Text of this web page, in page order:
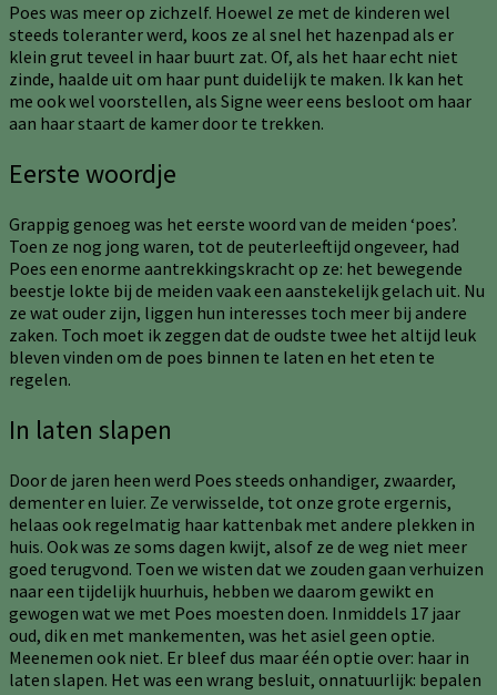
Poes was meer op zichzelf. Hoewel ze met de kinderen wel
steeds toleranter werd, koos ze al snel het hazenpad als er
klein grut teveel in haar buurt zat. Of, als het haar echt niet
zinde, haalde uit om haar punt duidelijk te maken. Ik kan het
me ook wel voorstellen, als Signe weer eens besloot om haar
aan haar staart de kamer door te trekken.
Eerste woordje
Grappig genoeg was het eerste woord van de meiden ‘poes’.
Toen ze nog jong waren, tot de peuterleeftijd ongeveer, had
Poes een enorme aantrekkingskracht op ze: het bewegende
beestje lokte bij de meiden vaak een aanstekelijk gelach uit. Nu
ze wat ouder zijn, liggen hun interesses toch meer bij andere
zaken. Toch moet ik zeggen dat de oudste twee het altijd leuk
bleven vinden om de poes binnen te laten en het eten te
regelen.
In laten slapen
Door de jaren heen werd Poes steeds onhandiger, zwaarder,
dementer en luier. Ze verwisselde, tot onze grote ergernis,
helaas ook regelmatig haar kattenbak met andere plekken in
huis. Ook was ze soms dagen kwijt, alsof ze de weg niet meer
goed terugvond. Toen we wisten dat we zouden gaan verhuizen
naar een tijdelijk huurhuis, hebben we daarom gewikt en
gewogen wat we met Poes moesten doen. Inmiddels 17 jaar
oud, dik en met mankementen, was het asiel geen optie.
Meenemen ook niet. Er bleef dus maar één optie over: haar in
laten slapen. Het was een wrang besluit, onnatuurlijk: bepalen